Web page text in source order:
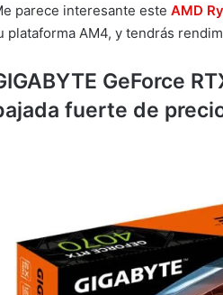
parece interesante este AMD
plataforma AM4, y tendrás
GeForce
fuerte de